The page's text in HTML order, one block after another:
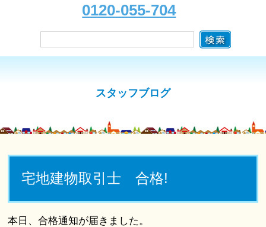
0120-055-704
スタッフブログ
宅地建物取引士 合格!
本日、合格通知が届きました。